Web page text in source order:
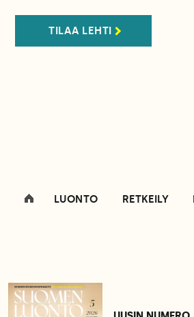
TILAA LEHTI
LUONTO RETKEILY